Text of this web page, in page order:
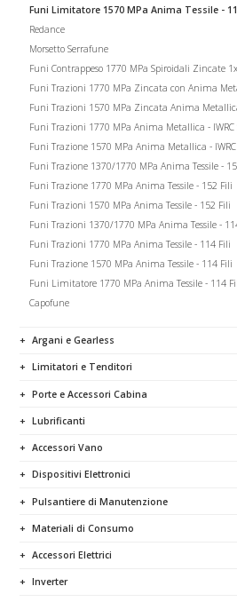
Funi Limitatore 1570 MPa Anima Tessile -
Redance
Morsetto Serrafune
Funi Contrappeso 1770 MPa Spiroidali Zincate
Funi Trazioni 1770 MPa Zincata con Anima
Funi Trazioni 1570 MPa Zincata Anima
Funi Trazioni 1770 MPa Anima Metallica - IWRC
Funi Trazione 1570 MPa Anima Metallica -
Funi Trazione 1370/1770 MPa Anima Tessile -
Funi Trazione 1770 MPa Anima Tessile - 152 Fili
Funi Trazioni 1570 MPa Anima Tessile - 152 Fili
Funi Trazioni 1370/1770 MPa Anima Tessile -
Funi Trazioni 1770 MPa Anima Tessile - 114 Fili
Funi Trazione 1570 MPa Anima Tessile - 114 Fili
Funi Limitatore 1770 MPa Anima Tessile - 114
Capofune
Argani e Gearless
Limitatori e Tenditori
Porte e Accessori Cabina
Lubrificanti
Accessori Vano
Dispositivi Elettronici
Pulsantiere di Manutenzione
Materiali di Consumo
Accessori Elettrici
Inverter